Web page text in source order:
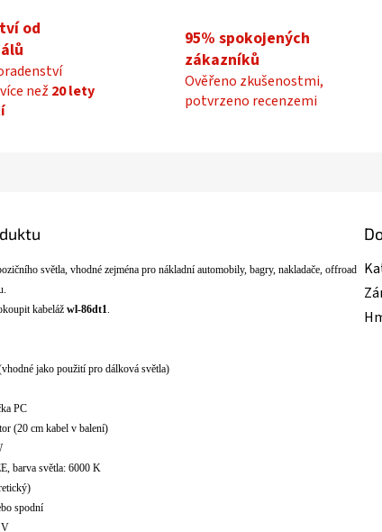
od
než 20 lety
95% spokojených
zákazníků
Ověřeno zkušenostmi,
potvrzeno recenzemi
ího světla, vhodné zejména pro nákladní automobily, bagry, nakladače, offroad
kabeláž wl-86dt1.
é jako použití pro dálková světla)
PC
(20 cm kabel v balení)
, barva světla: 6000 K
ý)
spodní
V